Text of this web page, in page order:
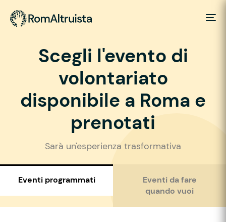
Scegli l'evento di
volontariato
disponibile a Roma e
prenotati
Sarà un'esperienza trasformativa
Eventi programmati
Eventi da fare
quando vuoi